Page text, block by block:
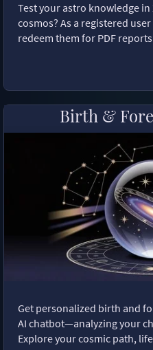
Test your astro knowledge in
cosmos? As a registered
redeem them for PDF
Birth &
Get personalized birth and
AI chatbot—analyzing your
Explore your cosmic path,